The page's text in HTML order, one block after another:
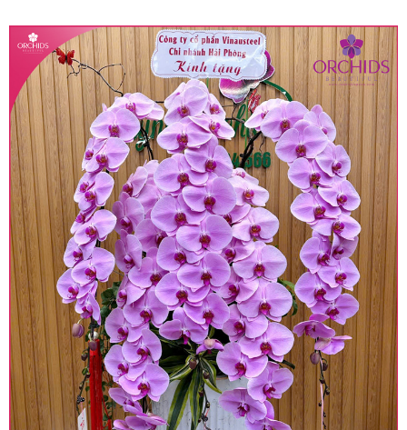
• Giá trên được miễn ship giao trong nội thành,
miễn phí in thiệp - banner theo yêu cầu khách
hàng.
• Beautiful Orchids liên kết với các cửa hàng
trên toàn quốc để phục vụ giao hoa tận nơi, mỗi
khu vực sẽ có mức giá khác nhau (tùy vào chi
phí mặt bằng, nguyên vật liệu,..) nên giá có thể sẽ
thay đổi so với giá niêm yết trên website. Khách
hàng ở Tỉnh thành khác vui lòng chủ động hỏi lại
giá trước khi đặt hàng, shop sẽ chủ động báo giá
chính xác khi có địa chỉ giao hàng cụ thể.